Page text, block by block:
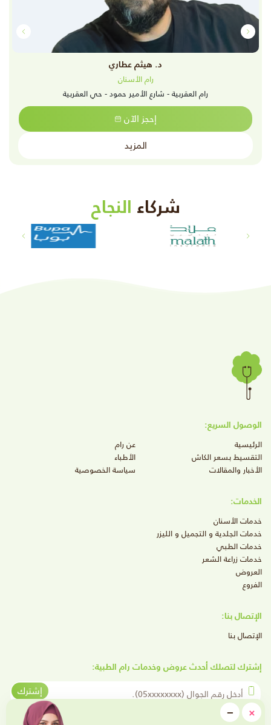
×
close−
د. هيثم عطاري
رام الأسنان
رام العقربية - شارع الأمير حمود - حي العقربية
إحجز الآن
المزيد
شركاء النجاح
الوصول السريع:
الرئيسية
عن رام
التقسيط بسعر الكاش
الأطباء
الأخبار والمقالات
سياسة الخصوصية
الخدمات:
خدمات الأسنان
خدمات الجلدية و التجميل و الليزر
خدمات الطبي
خدمات زراعة الشعر
العروض
الفروع
الإتصال بنا:
الإتصال بنا
إشترك لتصلك أحدث عروض وخدمات رام الطبية:
أدخل رقم الجوال
إشترك